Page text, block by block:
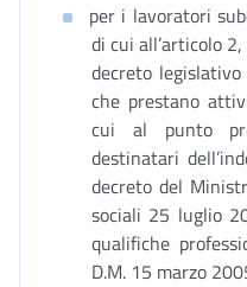
per i lavoratori
di cui all’articolo
decreto
che prestano
cui al punto
destinatari
decreto del
sociali 25 luglio
qualifiche
D.M. 15 marzo